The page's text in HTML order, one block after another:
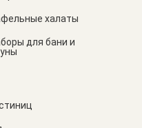
халаты
для бани и